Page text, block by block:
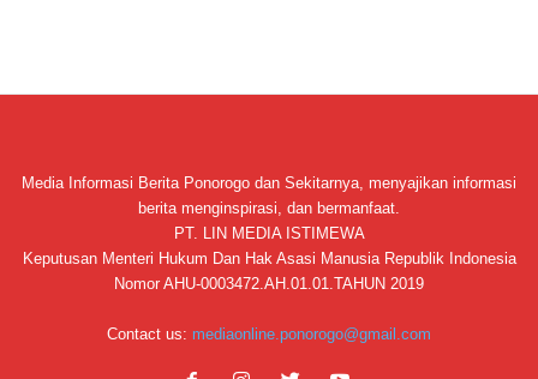
Media Informasi Berita Ponorogo dan Sekitarnya, menyajikan informasi
berita menginspirasi, dan bermanfaat.
PT. LIN MEDIA ISTIMEWA
Keputusan Menteri Hukum Dan Hak Asasi Manusia Republik Indonesia
Nomor AHU-0003472.AH.01.01.TAHUN 2019
Contact us: mediaonline.ponorogo@gmail.com